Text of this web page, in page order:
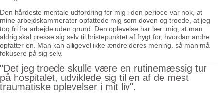
Den hårdeste mentale udfordring for mig i den periode var nok, at
mine arbejdskammerater opfattede mig som doven og troede, at jeg
tog fri fra arbejde uden grund. Den oplevelse har lært mig, at man
aldrig skal presse sig selv til bristepunktet af frygt for, hvordan andre
opfatter en. Man kan alligevel ikke ændre deres mening, så man må
fokusere på sig selv.
"Det jeg troede skulle være en rutinemæssig tur
på hospitalet, udviklede sig til en af de mest
traumatiske oplevelser i mit liv".